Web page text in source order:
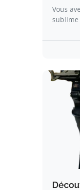
Vous
sublime